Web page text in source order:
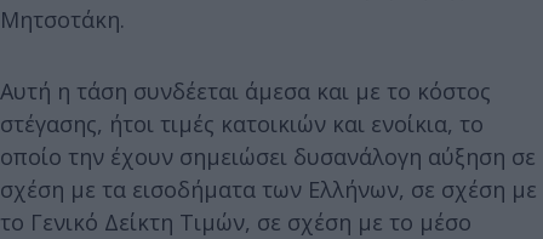
Μητσοτάκη.
Αυτή η τάση συνδέεται άμεσα και με το κόστος
στέγασης, ήτοι τιμές κατοικιών και ενοίκια, το
οποίο την έχουν σημειώσει δυσανάλογη αύξηση σε
σχέση με τα εισοδήματα των Ελλήνων, σε σχέση με
το Γενικό Δείκτη Τιμών, σε σχέση με το μέσο